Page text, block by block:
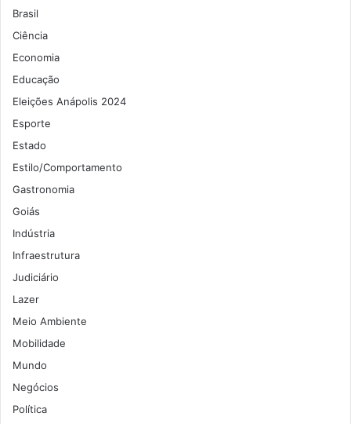
Brasil
Ciência
Economia
Educação
Eleições Anápolis 2024
Esporte
Estado
Estilo/Comportamento
Gastronomia
Goiás
Indústria
Infraestrutura
Judiciário
Lazer
Meio Ambiente
Mobilidade
Mundo
Negócios
Política